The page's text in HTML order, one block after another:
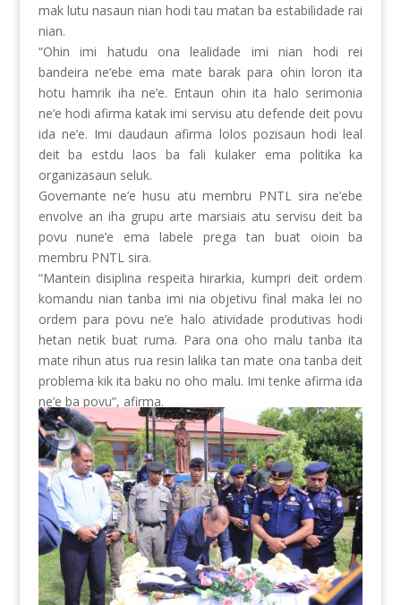
mak lutu nasaun nian hodi tau matan ba estabilidade rai
nian.
“Ohin imi hatudu ona lealidade imi nian hodi rei
bandeira ne’ebe ema mate barak para ohin loron ita
hotu hamrik iha ne’e. Entaun ohin ita halo serimonia
ne’e hodi afirma katak imi servisu atu defende deit povu
ida ne’e. Imi daudaun afirma lolos pozisaun hodi leal
deit ba estdu laos ba fali kulaker ema politika ka
organizasaun seluk.
Governante ne’e husu atu membru PNTL sira ne’ebe
envolve an iha grupu arte marsiais atu servisu deit ba
povu nune’e ema labele prega tan buat oioin ba
membru PNTL sira.
“Mantein disiplina respeita hirarkia, kumpri deit ordem
komandu nian tanba imi nia objetivu final maka lei no
ordem para povu ne’e halo atividade produtivas hodi
hetan netik buat ruma. Para ona oho malu tanba ita
mate rihun atus rua resin lalika tan mate ona tanba deit
problema kik ita baku no oho malu. Imi tenke afirma ida
ne’e ba povu”, afirma.